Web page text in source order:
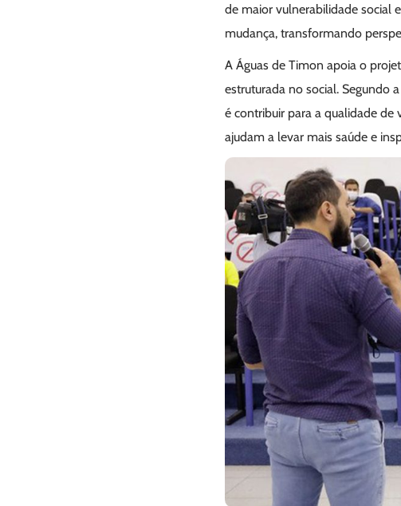
de maior vulnerabilidade social
mudança, transformando
A Águas de Timon apoia o
estruturada no social. Segundo
é contribuir para a qualidade de
ajudam a levar mais saúde e